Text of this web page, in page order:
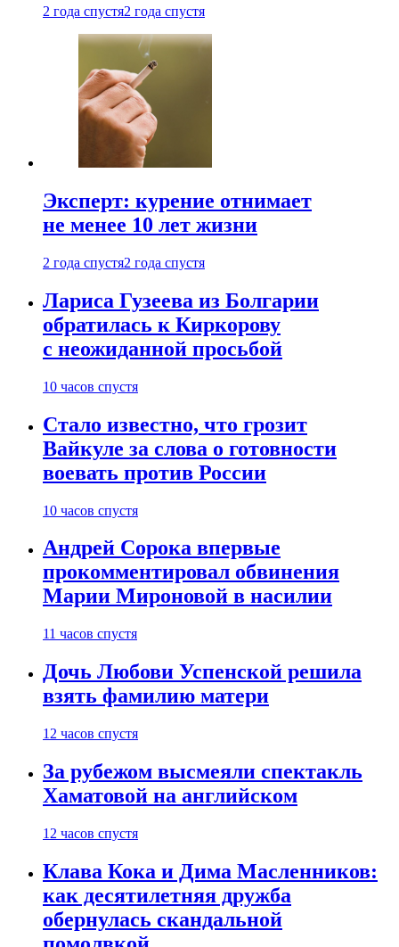
2 года спустя2 года спустя
Эксперт: курение отнимает
не менее 10 лет жизни
2 года спустя2 года спустя
Лариса Гузеева из Болгарии
обратилась к Киркорову
с неожиданной просьбой
10 часов спустя
Стало известно, что грозит
Вайкуле за слова о готовности
воевать против России
10 часов спустя
Андрей Сорока впервые
прокомментировал обвинения
Марии Мироновой в насилии
11 часов спустя
Дочь Любови Успенской решила
взять фамилию матери
12 часов спустя
За рубежом высмеяли спектакль
Хаматовой на английском
12 часов спустя
Клава Кока и Дима Масленников:
как десятилетняя дружба
обернулась скандальной